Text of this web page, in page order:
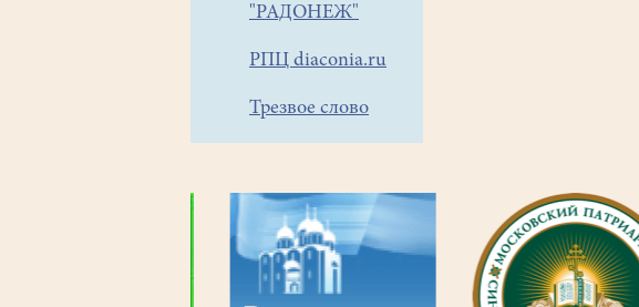
"РАДОНЕЖ"
РПЦ diaconia.ru
Трезвое слово